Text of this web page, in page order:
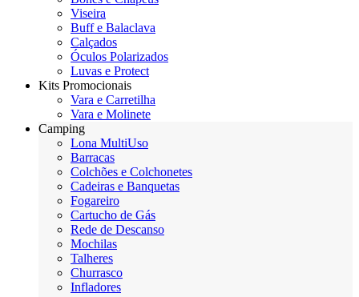
Viseira
Buff e Balaclava
Calçados
Óculos Polarizados
Luvas e Protect
Kits Promocionais
Vara e Carretilha
Vara e Molinete
Camping
Lona MultiUso
Barracas
Colchões e Colchonetes
Cadeiras e Banquetas
Fogareiro
Cartucho de Gás
Rede de Descanso
Mochilas
Talheres
Churrasco
Infladores